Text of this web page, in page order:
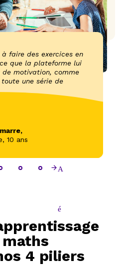
faire des exercices en
que la plateforme lui
de motivation, comme
une série de
10 ans
4 piliers